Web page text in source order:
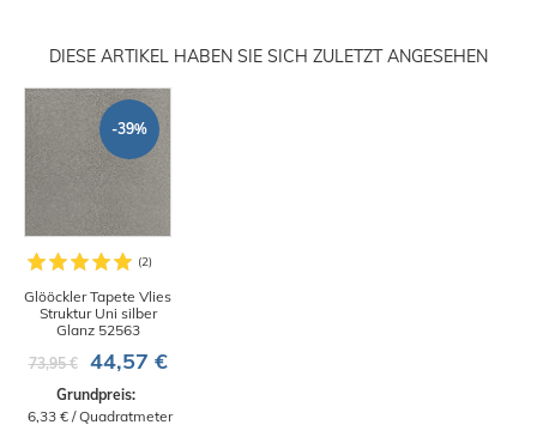
DIESE ARTIKEL HABEN SIE SICH ZULETZT ANGESEHEN
-39%
Glööckler Tapete Vlies
Struktur Uni silber
Glanz 52563
73,95 €
44,57 €
Grundpreis:
6,33 € / Quadratmeter